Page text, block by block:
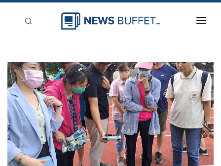
新聞稿分類
登入
刊登